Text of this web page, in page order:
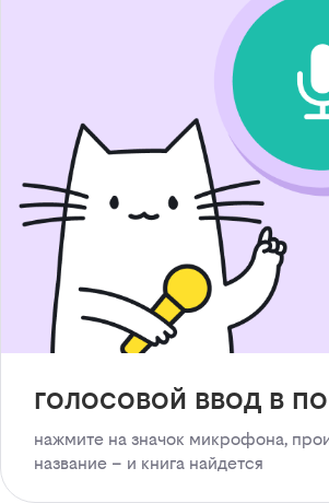
голосовой ввод в
нажмите на значок микрофона,
название – и книга найдется